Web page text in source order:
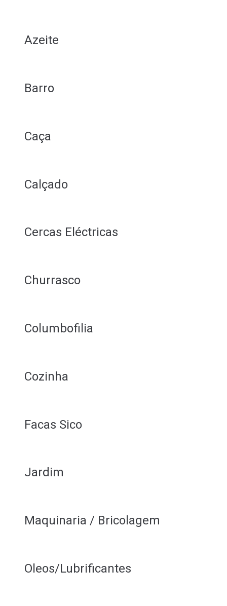
Azeite
Barro
Caça
Calçado
Cercas Eléctricas
Churrasco
Columbofilia
Cozinha
Facas Sico
Jardim
Maquinaria / Bricolagem
Oleos/Lubrificantes